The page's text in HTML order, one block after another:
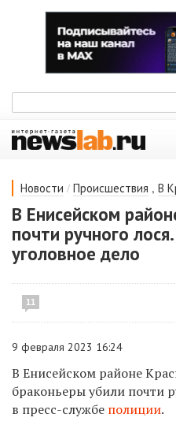
Новости / Происшествия , В
В Енисейском
почти ручного
уголовное дело
11
9 февраля 2023 16:24
В Енисейском районе
браконьеры убили почти
в пресс-службе полиции.